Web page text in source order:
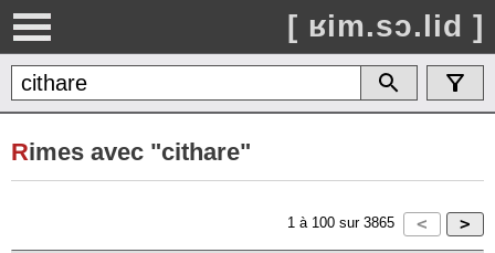
[ ʁim.sɔ.lid ]
Rimes avec "cithare"
1 à 100 sur 3865